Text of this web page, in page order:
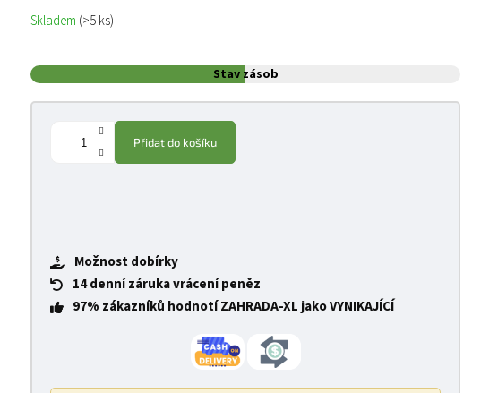
Měrná cena:
Skladem (>5 ks)
Stav zásob
Přidat do košíku
Možnost dobírky
14 denní záruka vrácení peněz
97% zákazníků hodnotí ZAHRADA-XL jako VYNIKAJÍCÍ